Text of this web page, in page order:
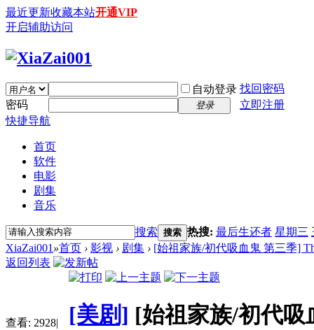
最近更新收藏本站开通VIP
开启辅助访问
自动登录 找回密码
密码
登录
立即注册
快捷导航
首页
软件
电影
剧集
音乐
搜索 搜索 热搜: 最后生还者 星期三
XiaZai001 »首页 › 影视 › 剧集 › [始祖家族/初代吸血鬼 第三季]
返回列表
查看: 2928|
[美剧] [始祖家族/初代吸